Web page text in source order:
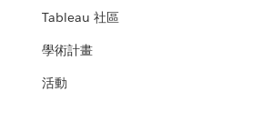
Tableau 社區
學術計畫
活動